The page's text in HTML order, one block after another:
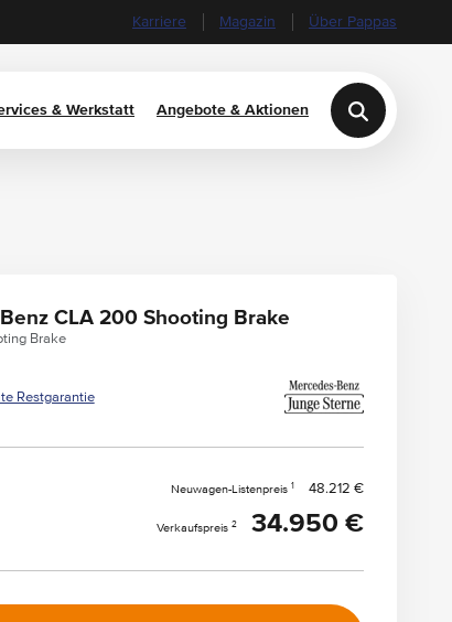
Karriere Magazin Über Pappas
& Werkstatt Angebote & Aktionen
CLA 200 Shooting Brake
Brake
Restgarantie
Neuwagen-Listenpreis 1 48.212 €
Verkaufspreis 2 34.950 €